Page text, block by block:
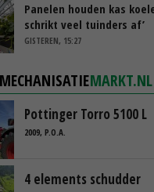
Panelen houden kas
schrikt veel tuinders af’
GISTEREN, 15:27
MECHANISATIEMARKT.NL
Pottinger Torro 5100 L
2009, P.O.A.
4 elements schudder